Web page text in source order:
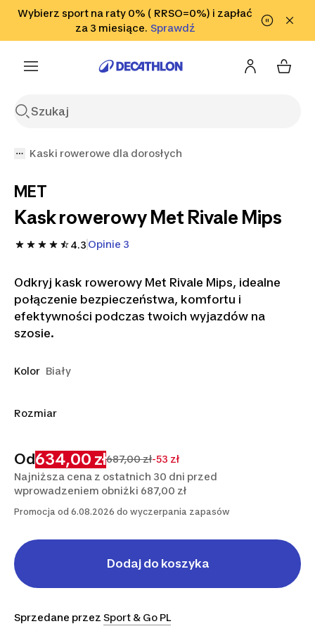
Przejdź do wyszukiwania Przejdź do treści
Przejdź
Wybierz sport na raty 0% ( RRSO=0%) i zapłać
za 3 miesiące. SprawdźSprawdź
Sprawdź
Kaski rowerowe dla dorosłych
MET
Kask rowerowy Met Rivale Mips
4.3 Opinie 3
Odkryj kask rowerowy Met Rivale Mips, idealne
połączenie bezpieczeństwa, komfortu i
efektywności podczas twoich wyjazdów na
szosie.
Kolor Biały
Rozmiar
Od634,00 zł687,00 zł-53 zł
Najniższa cena z ostatnich 30 dni przed
wprowadzeniem obniżki 687,00 zł
Promocja od 6.08.2026 do wyczerpania zapasów
Dodaj do koszyka
Sprzedane przez Sport & Go PL